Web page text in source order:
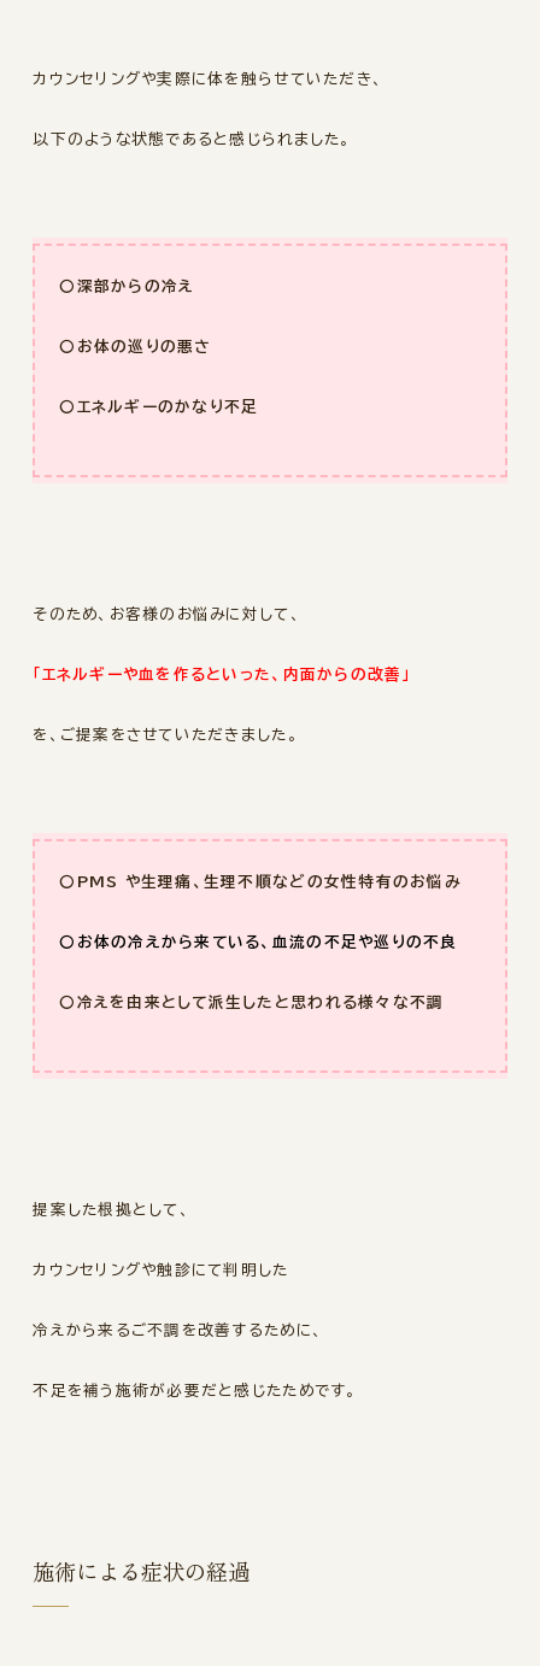
カウンセリングや実際に体を触らせていただき、
以下のような状態であると感じられました。
〇深部からの冷え
〇お体の巡りの悪さ
〇エネルギーのかなり不足
そのため、お客様のお悩みに対して、
「エネルギーや血を作るといった、内面からの改善」
を、ご提案をさせていただきました。
〇PMS や生理痛、生理不順などの女性特有のお悩み
〇お体の冷えから来ている、血流の不足や巡りの不良
〇冷えを由来として派生したと思われる様々な不調
提案した根拠として、
カウンセリングや触診にて判明した
冷えから来るご不調を改善するために、
不足を補う施術が必要だと感じたためです。
施術による症状の経過